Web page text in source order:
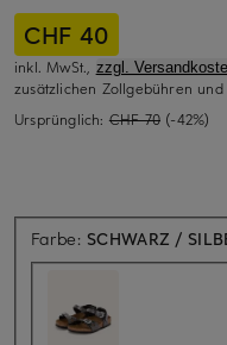
CHF 40
inkl. MwSt., zzgl.
zusätzlichen Zollgebühren und
Ursprünglich: CHF 70 (-42%)
Farbe: SCHWARZ /